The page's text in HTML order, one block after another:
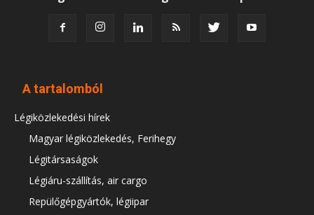
A tartalomból
Légiközlekedési hírek
Magyar légiközlekedés, Ferihegy
Légitársaságok
Légiáru-szállítás, air cargo
Repülőgépgyártók, légiipar